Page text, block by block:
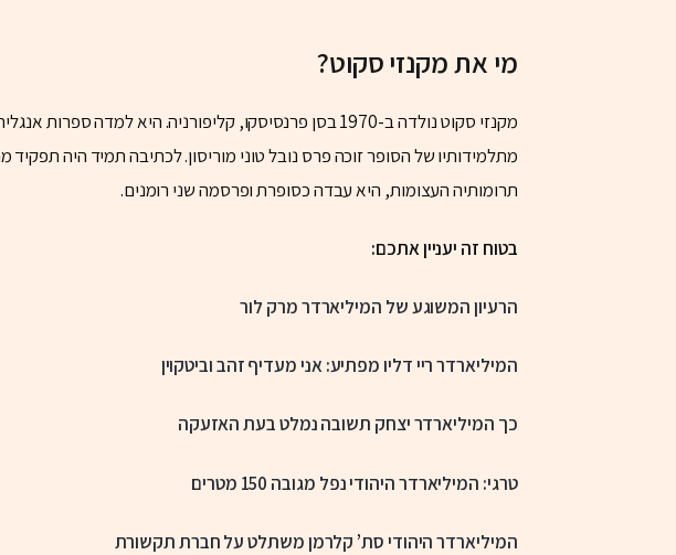
מי את מקנזי סקוט?
מקנזי סקוט נולדה ב-1970 בסן פרנסיסקו, קליפורניה. היא
מתלמידותיו של הסופר זוכה פרס נובל טוני מוריסון. לכתיבה תמיד היה
תרומותיה העצומות, היא עבדה כסופרת ופרסמה שני רומנים.
בטוח זה יעניין אתכם:
הרעיון המשוגע של המיליארדר מרק לור
המיליארדר ריי דליו מפתיע: אני מעדיף זהב וביטקוין
כך המיליארדר יצחק תשובה נמלט בעת האזעקה
טרגי: המיליארדר היהודי נפל מגובה 150 מטרים
המיליארדר היהודי סת’ קלרמן משתלט על חברת תקשורת